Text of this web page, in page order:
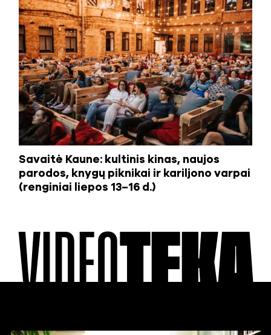
Savaitė Kaune: kultinis kinas, naujos
parodos, knygų piknikai ir kariljono varpai
(renginiai liepos 13–16 d.)
VIDEOTEKA